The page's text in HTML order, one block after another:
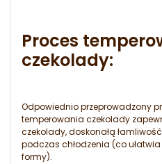
Proces
czekolady:
Odpowiednio przeprowadzony
temperowania czekolady
czekolady, doskonałą
podczas chłodzenia (co
formy).